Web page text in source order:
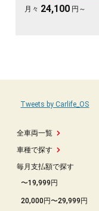
の艶も見応えあり。走り
月々 24,100 円～
全車両一覧
車種で探す
毎月支払額で探す
〜19,999円
20,000円〜29,999円
Tweets by Carlife_OS